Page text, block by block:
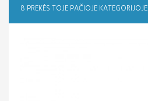
8 PREKĖS TOJE PAČIOJE KATEGORIJOJE